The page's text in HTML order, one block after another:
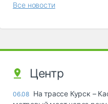
Все новости
Центр
06.08 На трассе Курск –